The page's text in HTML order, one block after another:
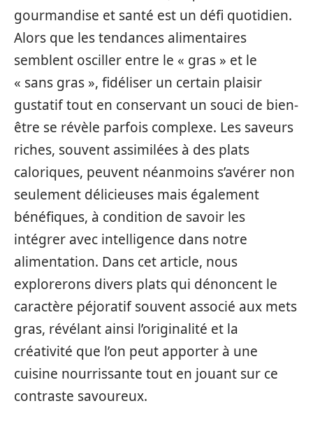
gourmandise et santé est un défi quotidien.
Alors que les tendances alimentaires
semblent osciller entre le « gras » et le
« sans gras », fidéliser un certain plaisir
gustatif tout en conservant un souci de bien-
être se révèle parfois complexe. Les saveurs
riches, souvent assimilées à des plats
caloriques, peuvent néanmoins s’avérer non
seulement délicieuses mais également
bénéfiques, à condition de savoir les
intégrer avec intelligence dans notre
alimentation. Dans cet article, nous
explorerons divers plats qui dénoncent le
caractère péjoratif souvent associé aux mets
gras, révélant ainsi l’originalité et la
créativité que l’on peut apporter à une
cuisine nourrissante tout en jouant sur ce
contraste savoureux.